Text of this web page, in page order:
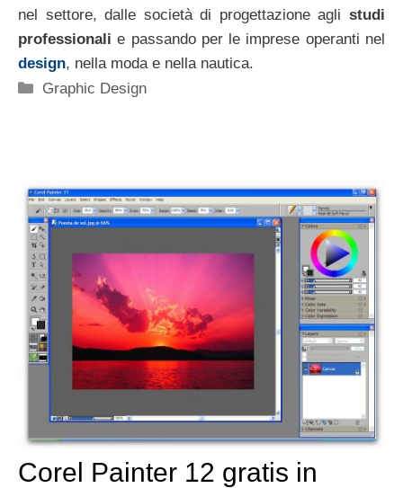
nel settore, dalle società di progettazione agli studi
professionali e passando per le imprese operanti nel
design, nella moda e nella nautica.
Categorie
Graphic Design
Corel Painter 12 gratis in